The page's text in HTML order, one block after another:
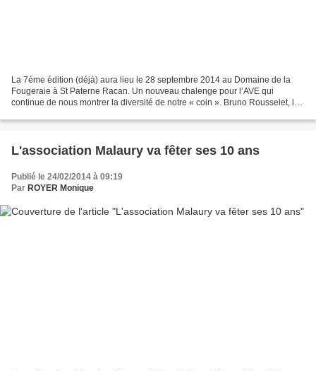
La 7éme édition (déjà) aura lieu le 28 septembre 2014 au Domaine de la
Fougeraie à St Paterne Racan. Un nouveau chalenge pour l’AVE qui
continue de nous montrer la diversité de notre « coin ». Bruno Rousselet, le
L'association Malaury va fêter ses 10 ans
Publié le 24/02/2014 à 09:19
Par ROYER Monique